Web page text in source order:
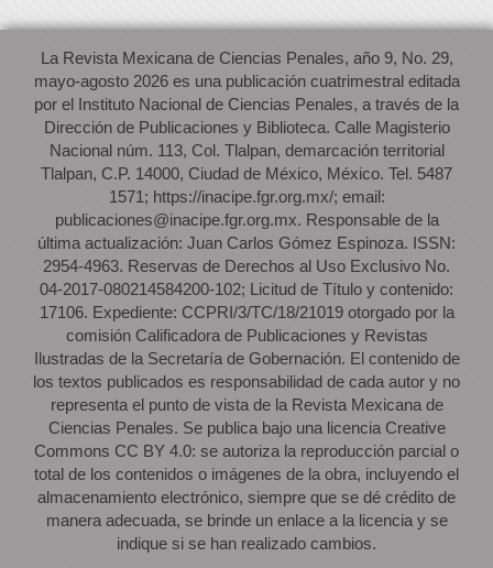
La Revista Mexicana de Ciencias Penales, año 9, No. 29,
mayo-agosto 2026 es una publicación cuatrimestral editada
por el Instituto Nacional de Ciencias Penales, a través de la
Dirección de Publicaciones y Biblioteca. Calle Magisterio
Nacional núm. 113, Col. Tlalpan, demarcación territorial
Tlalpan, C.P. 14000, Ciudad de México, México. Tel. 5487
1571; https://inacipe.fgr.org.mx/; email:
publicaciones@inacipe.fgr.org.mx. Responsable de la
última actualización: Juan Carlos Gómez Espinoza. ISSN:
2954-4963. Reservas de Derechos al Uso Exclusivo No.
04-2017-080214584200-102; Licitud de Título y contenido:
17106. Expediente: CCPRI/3/TC/18/21019 otorgado por la
comisión Calificadora de Publicaciones y Revistas
Ilustradas de la Secretaría de Gobernación. El contenido de
los textos publicados es responsabilidad de cada autor y no
representa el punto de vista de la Revista Mexicana de
Ciencias Penales. Se publica bajo una licencia Creative
Commons CC BY 4.0: se autoriza la reproducción parcial o
total de los contenidos o imágenes de la obra, incluyendo el
almacenamiento electrónico, siempre que se dé crédito de
manera adecuada, se brinde un enlace a la licencia y se
indique si se han realizado cambios.